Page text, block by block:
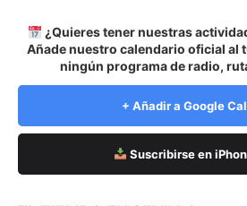
¿Quieres tener nuestras
Añade nuestro calendario oficial al
ningún programa de radio,
+ Añadir a Google
Suscribirse en